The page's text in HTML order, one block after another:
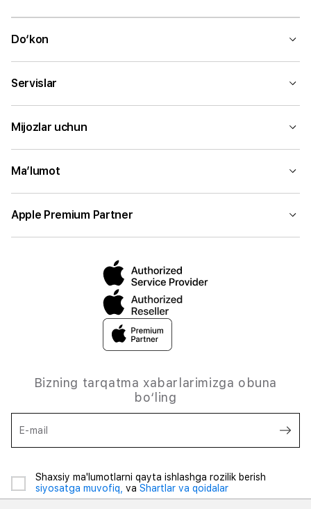
Do‘kon
Servislar
Mijozlar uchun
Ma’lumot
Apple Premium Partner
Bizning tarqatma xabarlarimizga obuna
bo‘ling
E-mail
Shaxsiy ma'lumotlarni qayta ishlashga rozilik berish
siyosatga muvofiq, va Shartlar va qoidalar